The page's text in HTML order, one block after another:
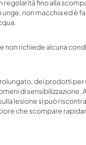
regolarità fino alla
unge, non macchia ed è
non richiede alcuna
dei prodotti
di sensibilizzazione.
lesione si può
che scompare